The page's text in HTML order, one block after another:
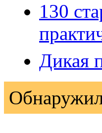
130
Дикая